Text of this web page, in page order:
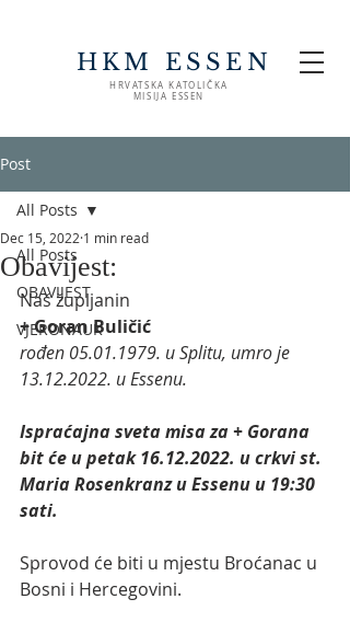
HKM ESSEN
HRVATSKA KATOLIČKA
MISIJA ESSEN
Post
All Posts
OBAVIJEST
VJERONAUK
All Posts
Obavijest:
Dec 15, 2022 1 min read
Naš župljanin
+ Goran Buličić
rođen 05.01.1979. u Splitu, umro je
13.12.2022. u Essenu.
Ispraćajna sveta misa za + Gorana
bit će u petak 16.12.2022. u crkvi st.
Maria Rosenkranz u Essenu u 19:30
sati.
Sprovod će biti u mjestu Broćanac u
Bosni i Hercegovini.